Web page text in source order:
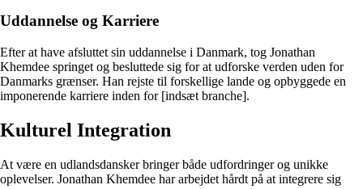
Uddannelse og Karriere
Efter at have afsluttet sin uddannelse i Danmark, tog Jonathan
Khemdee springet og besluttede sig for at udforske verden uden for
Danmarks grænser. Han rejste til forskellige lande og opbyggede en
imponerende karriere inden for [indsæt branche].
Kulturel Integration
At være en udlandsdansker bringer både udfordringer og unikke
oplevelser. Jonathan Khemdee har arbejdet hårdt på at integrere sig